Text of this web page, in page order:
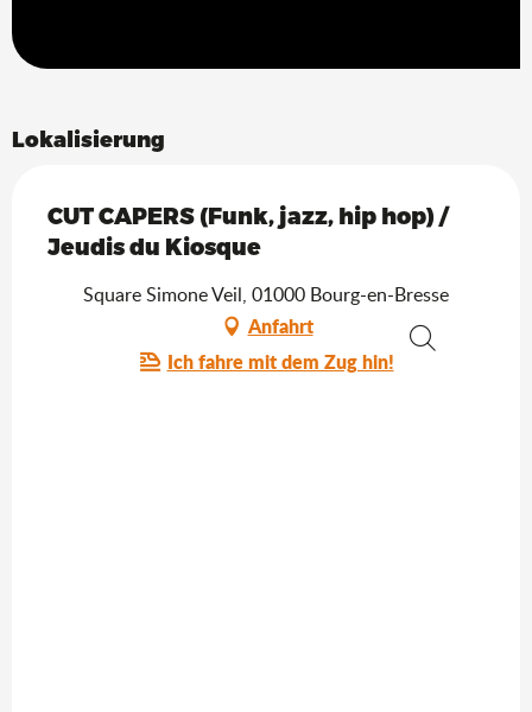
Lokalisierung
CUT CAPERS (Funk, jazz, hip hop) /
Jeudis du Kiosque
Square Simone Veil, 01000 Bourg-en-Bresse
Anfahrt
Ich fahre mit dem Zug hin!